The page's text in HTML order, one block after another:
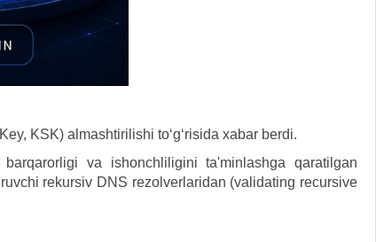
KSK) almashtirilishi toʻgʻrisida xabar berdi.
va ishonchliligini ta'minlashga qaratilgan
rekursiv DNS rezolverlaridan (validating recursive